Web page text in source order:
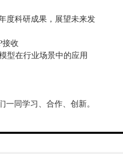
度科研成果，展望未来发
接收
型在行业场景中的应用
同学习、合作、创新。